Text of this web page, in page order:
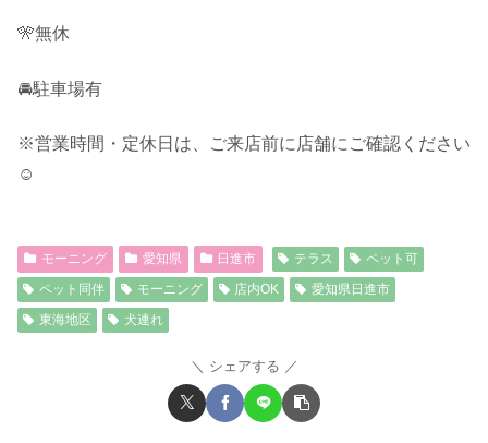
🎌無休
🚘駐車場有
※営業時間・定休日は、ご来店前に店舗にご確認ください
☺︎
モーニング 愛知県 日進市 テラス
ペット可
ペット同伴
モーニング 店内OK
愛知県日進市
東海地区
犬連れ
シェアする